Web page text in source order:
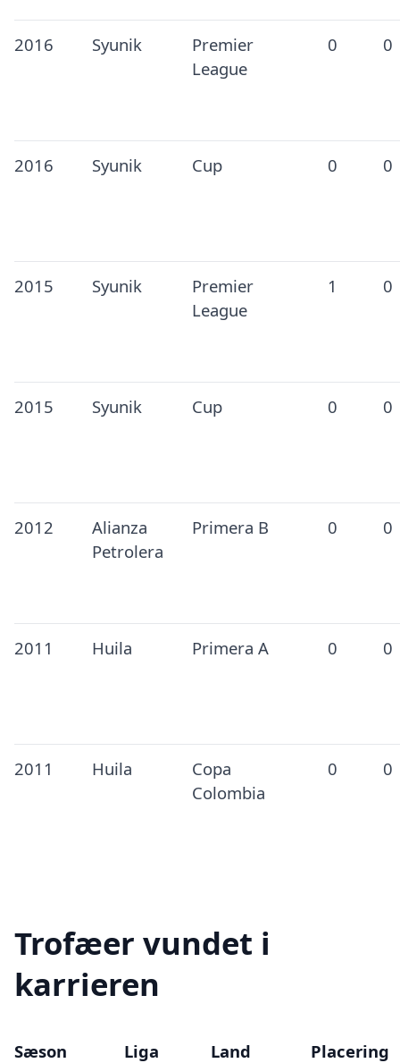
2016 Syunik
Premier
League
0 0
2016 Syunik Cup 0 0
2015 Syunik
Premier
League
1 0
2015 Syunik Cup 0 0
2012
Alianza
Petrolera
Primera B 0 0
2011 Huila Primera A 0 0
2011 Huila
Copa
Colombia
0 0
Trofæer vundet i
karrieren
Sæson Liga Land Placering